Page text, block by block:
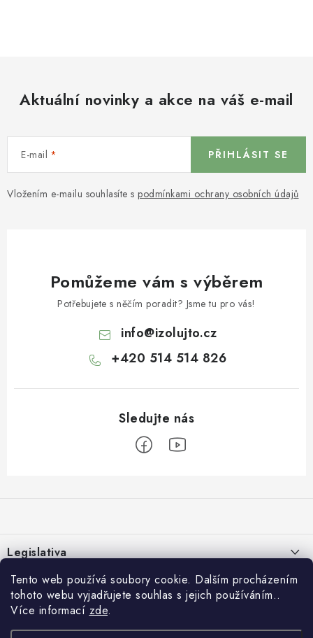
Tento web používá soubory cookie. Dalším procházením
tohoto webu vyjadřujete souhlas s jejich používáním..
Více informací zde.
Aktuální novinky a akce na váš e-mail
E-mail
Vložením e-mailu souhlasíte s podmínkami ochrany osobních údajů
PŘIHLÁSIT SE
Pomůžeme vám s výběrem
Potřebujete s něčím poradit? Jsme tu pro vás!
info@izolujto.cz
+420 514 514 826
a
tLegislativa
Zásady používání cookies
Zpracování osobních údajů
Obchodní podmínky
E-shop
O nás